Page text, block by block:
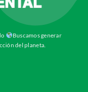
Buscamos generar
del planeta.